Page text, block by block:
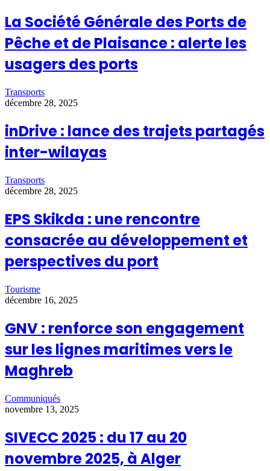
La Société Générale des Ports de
Pêche et de Plaisance : alerte les
usagers des ports
Transports
décembre 28, 2025
inDrive : lance des trajets partagés
inter-wilayas
Transports
décembre 28, 2025
EPS Skikda : une rencontre
consacrée au développement et
perspectives du port
Tourisme
décembre 16, 2025
GNV : renforce son engagement
sur les lignes maritimes vers le
Maghreb
Communiqués
novembre 13, 2025
SIVECC 2025 : du 17 au 20
novembre 2025, à Alger